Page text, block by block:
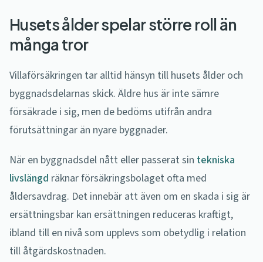
Husets ålder spelar större roll än
många tror
Villaförsäkringen tar alltid hänsyn till husets ålder och
byggnadsdelarnas skick. Äldre hus är inte sämre
försäkrade i sig, men de bedöms utifrån andra
förutsättningar än nyare byggnader.
När en byggnadsdel nått eller passerat sin tekniska
livslängd räknar försäkringsbolaget ofta med
åldersavdrag. Det innebär att även om en skada i sig är
ersättningsbar kan ersättningen reduceras kraftigt,
ibland till en nivå som upplevs som obetydlig i relation
till åtgärdskostnaden.